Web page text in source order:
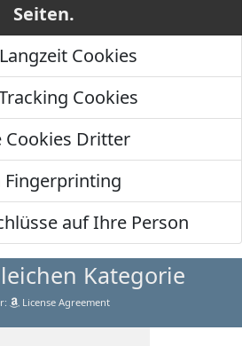
Seiten.
Cookies
Cookies
Cookies Dritter
Fingerprinting
auf Ihre Person
Kategorie
License Agreement